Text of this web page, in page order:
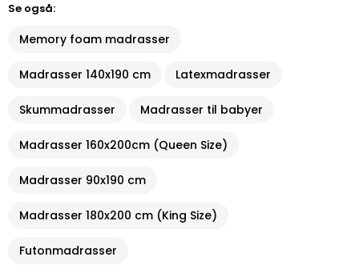
Se også:
Memory foam madrasser
Madrasser 140x190 cm Latexmadrasser
Skummadrasser Madrasser til babyer
Madrasser 160x200cm (Queen Size)
Madrasser 90x190 cm
Madrasser 180x200 cm (King Size)
Futonmadrasser